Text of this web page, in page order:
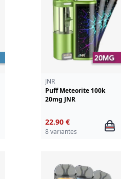
JNR
Puff Meteorite 100k
20mg JNR
22.90 €
8 variantes